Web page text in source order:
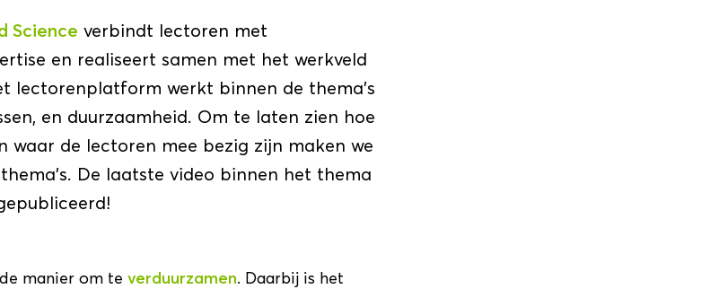
Science verbindt lectoren met
en realiseert samen met het werkveld
lectorenplatform werkt binnen de thema’s
en duurzaamheid. Om te laten zien hoe
de lectoren mee bezig zijn maken we
De laatste video binnen het thema
manier om te verduurzamen. Daarbij is het